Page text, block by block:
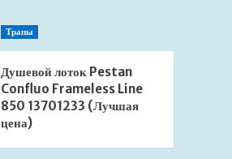
Трапы
Душевой лоток Pestan
Confluo Frameless Line
850 13701233 (Лучшая
цена)